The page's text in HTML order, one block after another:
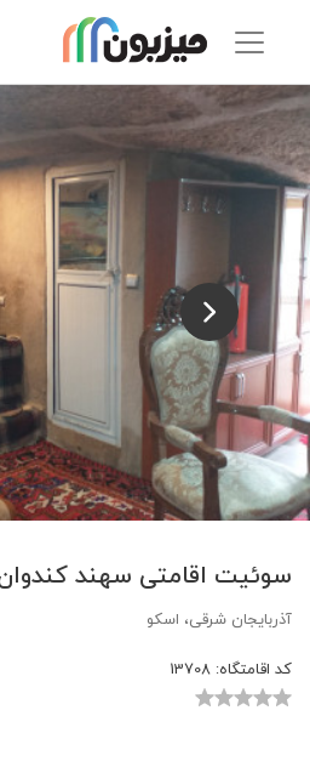
سوئیت اقامتی سهند
آذربایجان شرقی، اسکو
کد اقامتگاه: